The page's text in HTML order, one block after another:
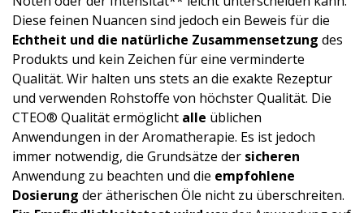
Diese feinen Nuancen sind jedoch ein Beweis für die
Echtheit und die natürliche Zusammensetzung des
Produkts und kein Zeichen für eine verminderte
Qualität. Wir halten uns stets an die exakte Rezeptur
und verwenden Rohstoffe von höchster Qualität. Die
CTEO® Qualität ermöglicht alle üblichen
Anwendungen in der Aromatherapie. Es ist jedoch
immer notwendig, die Grundsätze der sicheren
Anwendung zu beachten und die empfohlene
Dosierung der ätherischen Öle nicht zu überschreiten.